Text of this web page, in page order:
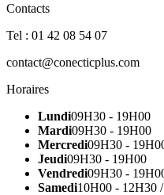
Contacts
Tel : 01 42 08 54 07
contact@conecticplus.com
Horaires
Lundi09H30 - 19H00
Mardi09H30 - 19H00
Mercredi09H30 -
Jeudi09H30 - 19H00
Vendredi09H30 -
Samedi10H00 - 12H30